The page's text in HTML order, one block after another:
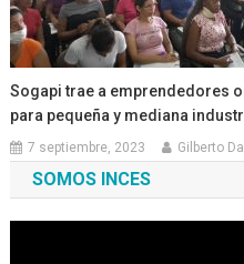
Sogapi trae a emprendedores
para pequeña y mediana
7 septiembre, 2023 Gilberto
SOMOS INCES